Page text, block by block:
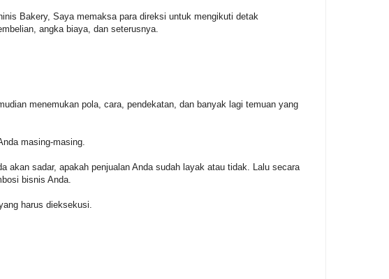
Bakery, Saya memaksa para direksi untuk mengikuti detak
angka biaya, dan seterusnya.
menemukan pola, cara, pendekatan, dan banyak lagi temuan yang
masing-masing.
akan sadar, apakah penjualan Anda sudah layak atau tidak. Lalu secara
bisnis Anda.
harus dieksekusi.